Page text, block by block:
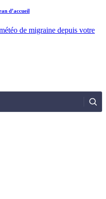
d’accueil
de migraine depuis votre